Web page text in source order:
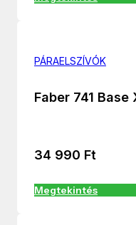
PÁRAELSZÍVÓK
Faber 741
34 990 Ft
Megtekintés